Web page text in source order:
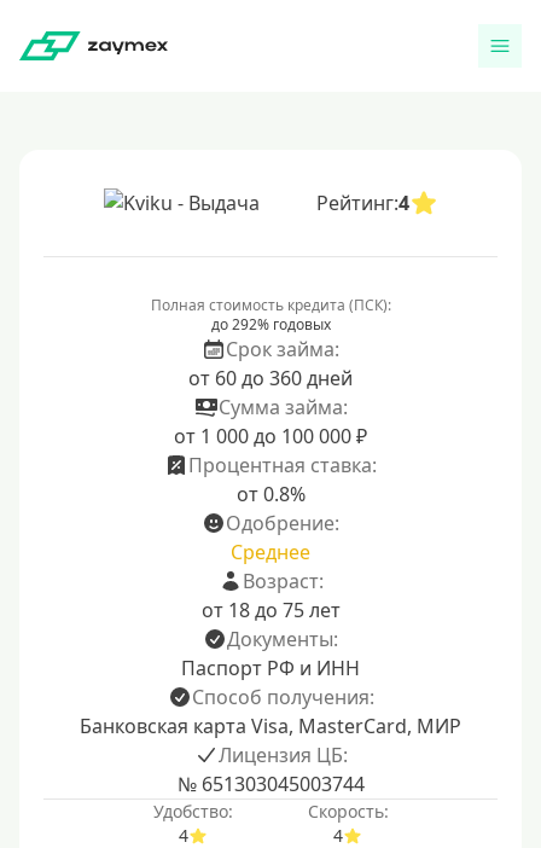
Рейтинг:4
Полная стоимость кредита (ПСК):
до 292% годовых
Срок займа:
от 60 до 360 дней
Сумма займа:
от 1 000 до 100 000 ₽
Процентная ставка:
от 0.8%
Одобрение:
Среднее
Возраст:
от 18 до 75 лет
Документы:
Паспорт РФ и ИНН
Способ получения:
Банковская карта Visa, MasterCard, МИР
Лицензия ЦБ:
№ 651303045003744
Удобство:
4
Скорость:
4